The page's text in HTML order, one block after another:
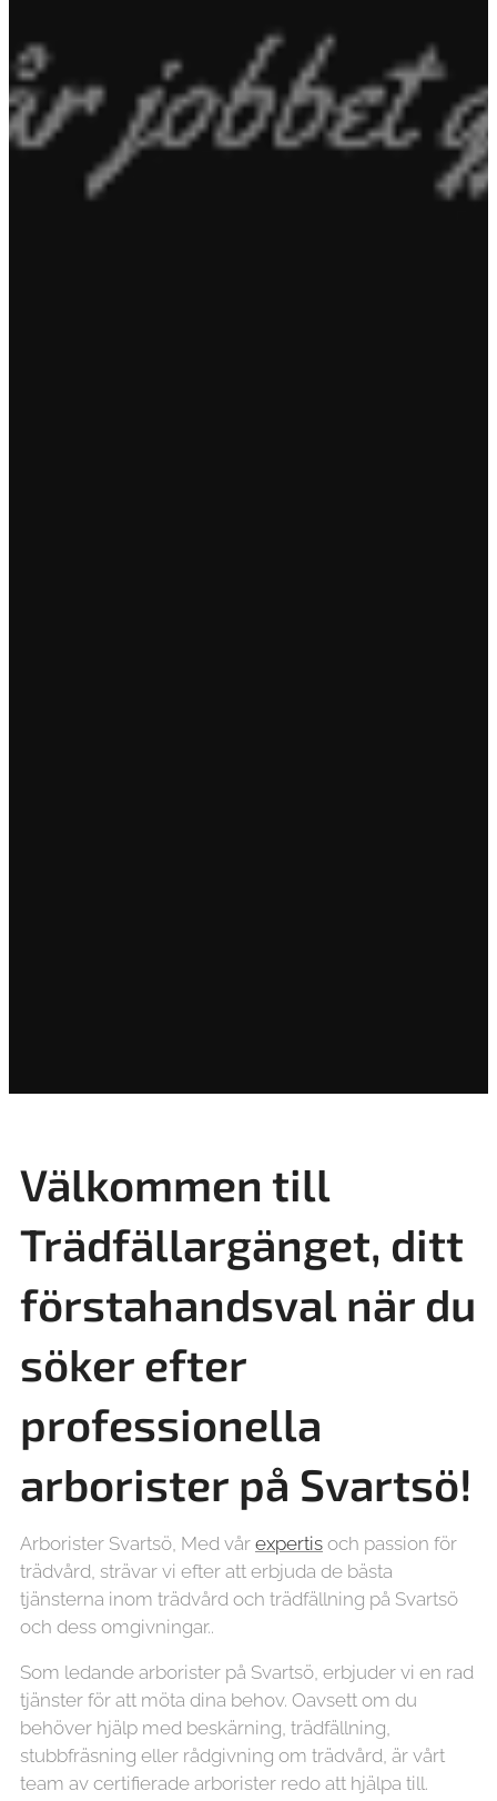
Välkommen till
Trädfällargänget, ditt
förstahandsval när du
söker efter
professionella
arborister på Svartsö!
Arborister Svartsö, Med vår expertis och passion för
trädvård, strävar vi efter att erbjuda de bästa
tjänsterna inom trädvård och trädfällning på Svartsö
och dess omgivningar..
Som ledande arborister på Svartsö, erbjuder vi en rad
tjänster för att möta dina behov. Oavsett om du
behöver hjälp med beskärning, trädfällning,
stubbfräsning eller rådgivning om trädvård, är vårt
team av certifierade arborister redo att hjälpa till.